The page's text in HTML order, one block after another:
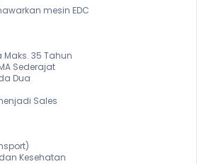
mesin EDC
35 Tahun
Sederajat
Dua
Sales
Kesehatan